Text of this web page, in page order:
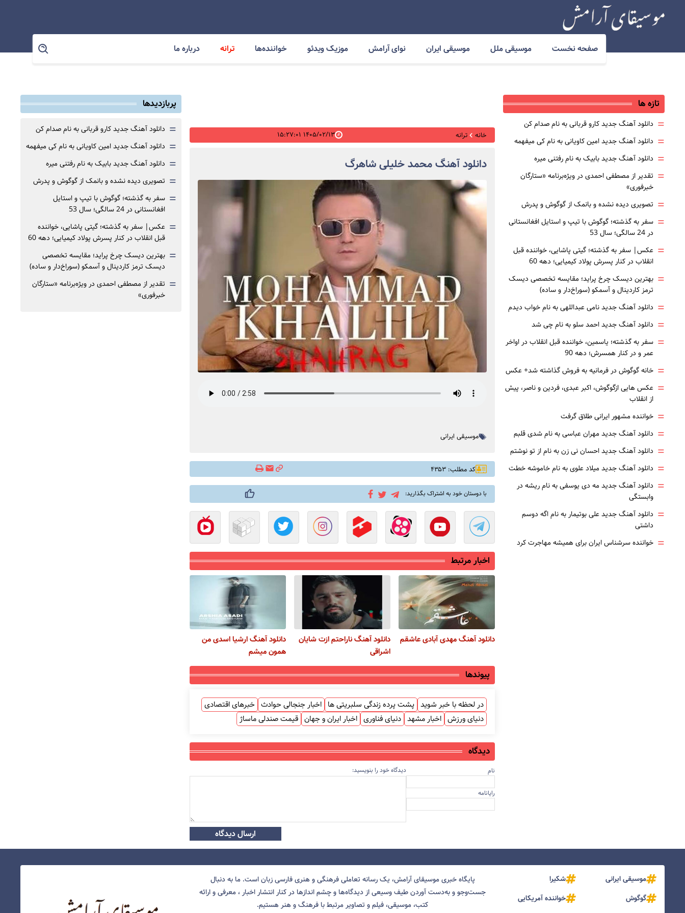
صفحه نخست موسیقی ملل موسیقی ایران نوای آرامش موزیک ویدئو خواننده‌ها ترانه درباره ما
خانه ترانه ۱۴۰۵/۰۲/۱۳ ۱۵:۲۷:۰۱
دانلود آهنگ محمد خلیلی شاهرگ
موسیقی ایرانی
کد مطلب: ۴۳۵۳
با دوستان خود به اشتراک بگذارید:
اخبار مرتبط
دانلود آهنگ مهدی آبادی عاشقم
دانلود آهنگ ناراحتم ازت شایان
اشراقی
دانلود آهنگ ارشیا اسدی من
همون میشم
پیوندها
در لحظه با خبر شوید پشت پرده زندگی سلبریتی ها اخبار جنجالی حوادث خبرهای اقتصادی
دنیای ورزش اخبار مشهد دنیای فناوری اخبار ایران و جهان قیمت صندلی ماساژ
دیدگاه
نام
رایانامه
دیدگاه خود را بنویسید:
ارسال دیدگاه
تازه ها
= دانلود آهنگ جدید کارو قربانی به نام صدام کن
= دانلود آهنگ جدید امین کاویانی به نام کی میفهمه
= دانلود آهنگ جدید بابیک به نام رفتنی میره
= تقدیر از مصطفی احمدی در ویژه‌برنامه «ستارگان
خبرفوری»
= تصویری دیده نشده و بانمک از گوگوش و پدرش
= سفر به گذشته؛ گوگوش با تیپ و استایل افغانستانی
در 24 سالگی؛ سال 53
= عکس| سفر به گذشته؛ گیتی پاشایی، خواننده قبل
انقلاب در کنار پسرش پولاد کیمیایی؛ دهه 60
= بهترین دیسک چرخ پراید؛ مقایسه تخصصی دیسک
ترمز کاردینال و آسمکو (سوراخ‌دار و ساده)
= دانلود آهنگ جدید نامی عبداللهی به نام خواب دیدم
= دانلود آهنگ جدید احمد سلو به نام چی شد
= سفر به گذشته؛ یاسمین، خواننده قبل انقلاب در اواخر
عمر و در کنار همسرش؛ دهه 90
= خانه گوگوش در فرمانیه به فروش گذاشته شد+ عکس
= عکس هایی ازگوگوش، اکبر عبدی، فردین و ناصر، پیش
از انقلاب
= خواننده مشهور ایرانی طلاق گرفت
= دانلود آهنگ جدید مهران عباسی به نام شدی قلبم
= دانلود آهنگ جدید احسان نی زن به نام از تو نوشتم
= دانلود آهنگ جدید میلاد علوی به نام خاموشه خطت
= دانلود آهنگ جدید مه دی یوسفی به نام ریشه در
وابستگی
= دانلود آهنگ جدید علی بوتیمار به نام اگه دوسم
داشتی
= خواننده سرشناس ایران برای همیشه مهاجرت کرد
پربازدیدها
= دانلود آهنگ جدید کارو قربانی به نام صدام کن
= دانلود آهنگ جدید امین کاویانی به نام کی میفهمه
= دانلود آهنگ جدید بابیک به نام رفتنی میره
= تصویری دیده نشده و بانمک از گوگوش و پدرش
= سفر به گذشته؛ گوگوش با تیپ و استایل
افغانستانی در 24 سالگی؛ سال 53
= عکس| سفر به گذشته؛ گیتی پاشایی، خواننده
قبل انقلاب در کنار پسرش پولاد کیمیایی؛ دهه 60
= بهترین دیسک چرخ پراید؛ مقایسه تخصصی
دیسک ترمز کاردینال و آسمکو (سوراخ‌دار و ساده)
= تقدیر از مصطفی احمدی در ویژه‌برنامه «ستارگان
خبرفوری»
موسیقی ایرانی
شکیرا
گوگوش
خواننده آمریکایی
پایگاه خبری موسیقای آرامش، یک رسانه تعاملی فرهنگی و هنری فارسی زبان است. ما به دنبال
جست‌و‌جو و به‌دست آوردن طیف وسیعی از دیدگاه‌ها و چشم انداز‌ها در کنار انتشار اخبار ، معرفی و ارائه
کتب، موسیقی، فیلم و تصاویر مرتبط با فرهنگ و هنر هستیم.